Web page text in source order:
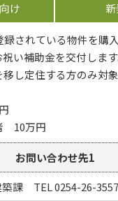
け
されている物件を購
い補助金を交付します
し定住する方のみ対象
10万円
お問い合わせ先1
築課 TEL 0254-26-